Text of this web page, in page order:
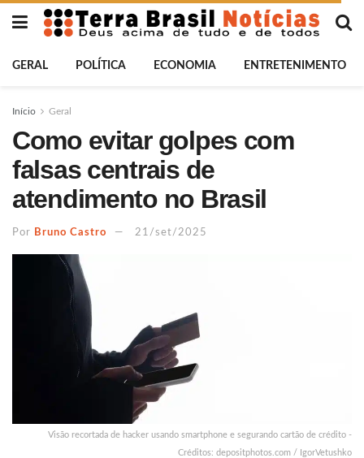
GERAL POLÍTICA ECONOMIA ENTRETENIMENTO
Início Geral
Como evitar golpes com
falsas centrais de
atendimento no Brasil
Por Bruno Castro 21/set/2025
Visão recortada de hacker usando smartphone e segurando cartão de crédito -
Créditos: depositphotos.com / IgorVetushko